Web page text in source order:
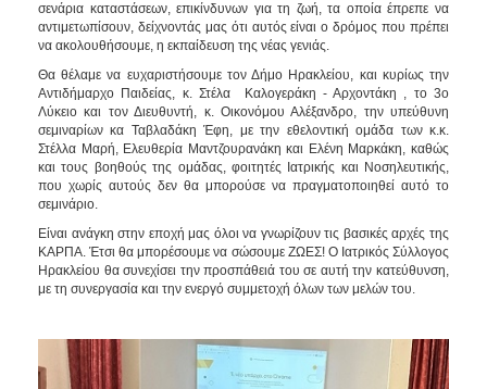
σενάρια καταστάσεων, επικίνδυνων για τη ζωή, τα οποία έπρεπε να
αντιμετωπίσουν, δείχνοντάς μας ότι αυτός είναι ο δρόμος που πρέπει
να ακολουθήσουμε, η εκπαίδευση της νέας γενιάς.
Θα θέλαμε να ευχαριστήσουμε τον Δήμο Ηρακλείου, και κυρίως την
Αντιδήμαρχο Παιδείας, κ. Στέλα Καλογεράκη - Αρχοντάκη , το 3ο
Λύκειο και τον Διευθυντή, κ. Οικονόμου Αλέξανδρο, την υπεύθυνη
σεμιναρίων κα Ταβλαδάκη Έφη, με την εθελοντική ομάδα των κ.κ.
Στέλλα Μαρή, Ελευθερία Μαντζουρανάκη και Ελένη Μαρκάκη, καθώς
και τους βοηθούς της ομάδας, φοιτητές Ιατρικής και Νοσηλευτικής,
που χωρίς αυτούς δεν θα μπορούσε να πραγματοποιηθεί αυτό το
σεμινάριο.
Είναι ανάγκη στην εποχή μας όλοι να γνωρίζουν τις βασικές αρχές της
ΚΑΡΠΑ. Έτσι θα μπορέσουμε να σώσουμε ΖΩΕΣ! Ο Ιατρικός Σύλλογος
Ηρακλείου θα συνεχίσει την προσπάθειά του σε αυτή την κατεύθυνση,
με τη συνεργασία και την ενεργό συμμετοχή όλων των μελών του.